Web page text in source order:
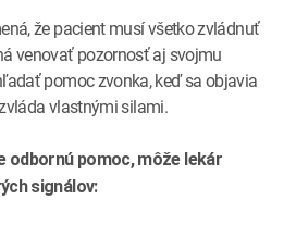
že pacient musí všetko zvládnuť
venovať pozornosť aj svojmu
pomoc zvonka, keď sa objavia
vlastnými silami.
odbornú pomoc, môže lekár
signálov: